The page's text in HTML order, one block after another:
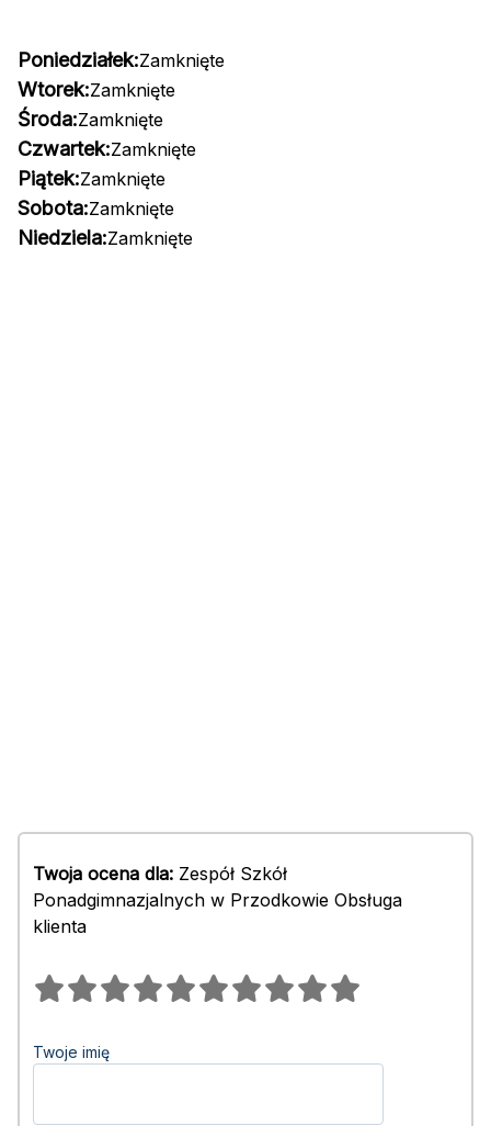
Poniedziałek:Zamknięte
Wtorek:Zamknięte
Środa:Zamknięte
Czwartek:Zamknięte
Piątek:Zamknięte
Sobota:Zamknięte
Niedziela:Zamknięte
Twoja ocena dla: Zespół Szkół
Ponadgimnazjalnych w Przodkowie Obsługa
klienta
Twoje imię